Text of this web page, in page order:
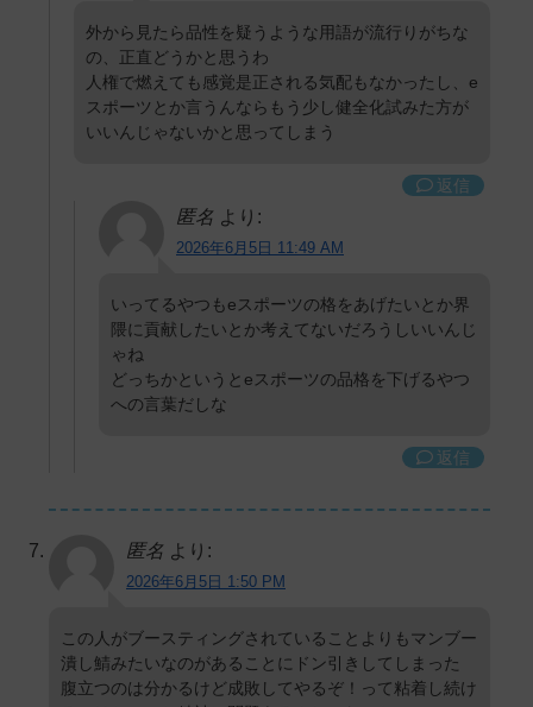
外から見たら品性を疑うような用語が流行りがちな
の、正直どうかと思うわ
人権で燃えても感覚是正される気配もなかったし、e
スポーツとか言うんならもう少し健全化試みた方が
いいんじゃないかと思ってしまう
返信
匿名 より:
2026年6月5日 11:49 AM
いってるやつもeスポーツの格をあげたいとか界
隈に貢献したいとか考えてないだろうしいいんじ
ゃね
どっちかというとeスポーツの品格を下げるやつ
への言葉だしな
返信
匿名 より:
2026年6月5日 1:50 PM
この人がブースティングされていることよりもマンブー
潰し鯖みたいなのがあることにドン引きしてしまった
腹立つのは分かるけど成敗してやるぞ！って粘着し続け